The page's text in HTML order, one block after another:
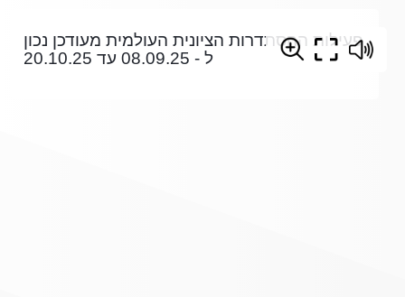
פעילות ההסתדרות הציונית העולמית מעודכן נכון
ל - 08.09.25 עד 20.10.25